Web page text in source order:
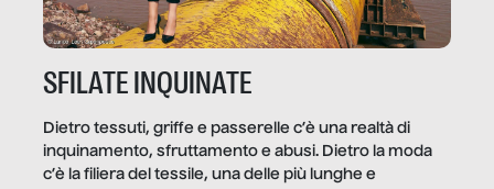
SFILATE INQUINATE
Dietro tessuti, griffe e passerelle c’è una realtà di
inquinamento, sfruttamento e abusi. Dietro la moda
c’è la filiera del tessile, una delle più lunghe e